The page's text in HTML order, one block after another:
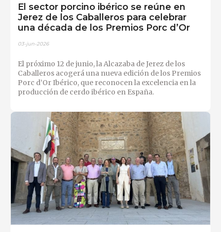
El sector porcino ibérico se reúne en
Jerez de los Caballeros para celebrar
una década de los Premios Porc d’Or
03-jun-2026
El próximo 12 de junio, la Alcazaba de Jerez de los
Caballeros acogerá una nueva edición de los Premios
Porc d’Or Ibérico, que reconocen la excelencia en la
producción de cerdo ibérico en España.